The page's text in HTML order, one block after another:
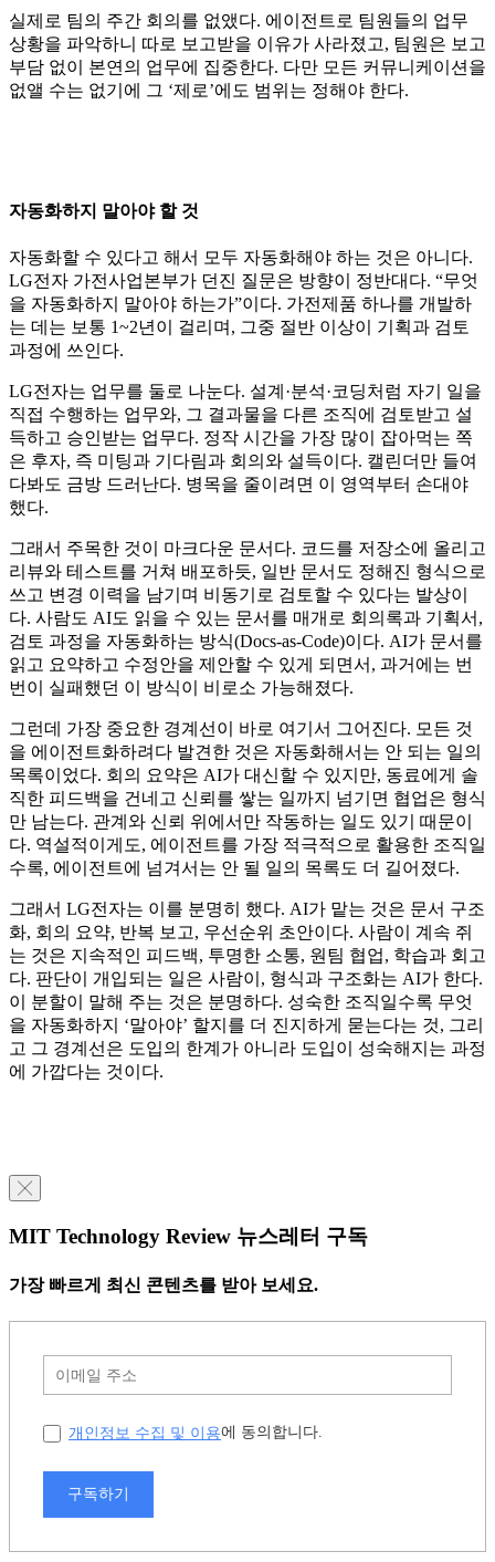
실제로 팀의 주간 회의를 없앴다. 에이전트로 팀원들의 업무
상황을 파악하니 따로 보고받을 이유가 사라졌고, 팀원은 보고
부담 없이 본연의 업무에 집중한다. 다만 모든 커뮤니케이션을
없앨 수는 없기에 그 ‘제로’에도 범위는 정해야 한다.
자동화하지 말아야 할 것
자동화할 수 있다고 해서 모두 자동화해야 하는 것은 아니다.
LG전자 가전사업본부가 던진 질문은 방향이 정반대다. “무엇
을 자동화하지 말아야 하는가”이다. 가전제품 하나를 개발하
는 데는 보통 1~2년이 걸리며, 그중 절반 이상이 기획과 검토
과정에 쓰인다.
LG전자는 업무를 둘로 나눈다. 설계·분석·코딩처럼 자기 일을
직접 수행하는 업무와, 그 결과물을 다른 조직에 검토받고 설
득하고 승인받는 업무다. 정작 시간을 가장 많이 잡아먹는 쪽
은 후자, 즉 미팅과 기다림과 회의와 설득이다. 캘린더만 들여
다봐도 금방 드러난다. 병목을 줄이려면 이 영역부터 손대야
했다.
그래서 주목한 것이 마크다운 문서다. 코드를 저장소에 올리고
리뷰와 테스트를 거쳐 배포하듯, 일반 문서도 정해진 형식으로
쓰고 변경 이력을 남기며 비동기로 검토할 수 있다는 발상이
다. 사람도 AI도 읽을 수 있는 문서를 매개로 회의록과 기획서,
검토 과정을 자동화하는 방식(Docs-as-Code)이다. AI가 문서를
읽고 요약하고 수정안을 제안할 수 있게 되면서, 과거에는 번
번이 실패했던 이 방식이 비로소 가능해졌다.
그런데 가장 중요한 경계선이 바로 여기서 그어진다. 모든 것
을 에이전트화하려다 발견한 것은 자동화해서는 안 되는 일의
목록이었다. 회의 요약은 AI가 대신할 수 있지만, 동료에게 솔
직한 피드백을 건네고 신뢰를 쌓는 일까지 넘기면 협업은 형식
만 남는다. 관계와 신뢰 위에서만 작동하는 일도 있기 때문이
다. 역설적이게도, 에이전트를 가장 적극적으로 활용한 조직일
수록, 에이전트에 넘겨서는 안 될 일의 목록도 더 길어졌다.
그래서 LG전자는 이를 분명히 했다. AI가 맡는 것은 문서 구조
화, 회의 요약, 반복 보고, 우선순위 초안이다. 사람이 계속 쥐
는 것은 지속적인 피드백, 투명한 소통, 원팀 협업, 학습과 회고
다. 판단이 개입되는 일은 사람이, 형식과 구조화는 AI가 한다.
이 분할이 말해 주는 것은 분명하다. 성숙한 조직일수록 무엇
을 자동화하지 ‘말아야’ 할지를 더 진지하게 묻는다는 것, 그리
고 그 경계선은 도입의 한계가 아니라 도입이 성숙해지는 과정
에 가깝다는 것이다.
╳
MIT Technology Review 뉴스레터 구독
가장 빠르게 최신 콘텐츠를 받아 보세요.
개인정보 수집 및 이용에 동의합니다.
구독하기